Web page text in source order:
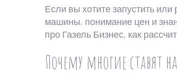
Если вы хотите запустить
машины, понимание цен и
про Газель Бизнес, как
Почему многие ставят